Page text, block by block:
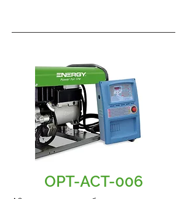
OPT-ACT-006